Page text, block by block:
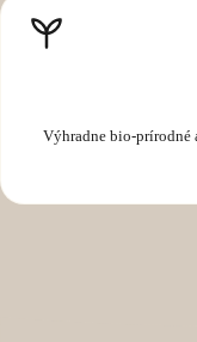
Výhradne bio-prírodné